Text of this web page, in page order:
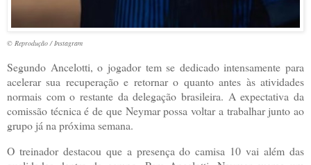
© Reprodução / Instagram
Segundo Ancelotti, o jogador tem se dedicado intensamente para
acelerar sua recuperação e retornar o quanto antes às atividades
normais com o restante da delegação brasileira. A expectativa da
comissão técnica é de que Neymar possa voltar a trabalhar junto ao
grupo já na próxima semana.
O treinador destacou que a presença do camisa 10 vai além das